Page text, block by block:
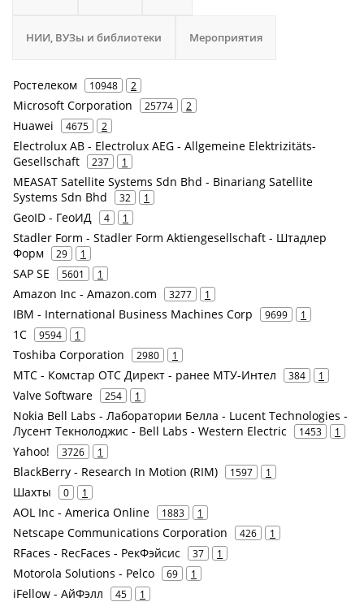
НИИ, ВУЗы и библиотеки Мероприятия
Ростелеком 10948 2
Microsoft Corporation 25774 2
Huawei 4675 2
Electrolux AB - Electrolux AEG - Allgemeine Elektrizitäts-
Gesellschaft
237 1
MEASAT Satellite Systems Sdn Bhd - Binariang Satellite
Systems Sdn Bhd
32 1
GeoID - ГеоИД 4 1
Stadler Form - Stadler Form Aktiengesellschaft - Штадлер
Форм
29 1
SAP SE 5601 1
Amazon Inc - Amazon.com 3277 1
IBM - International Business Machines Corp 9699 1
1С 9594 1
Toshiba Corporation 2980 1
МТС - Комстар ОТС Директ - ранее МТУ-Интел 384 1
Valve Software 254 1
Nokia Bell Labs - Лаборатории Белла - Lucent Technologies -
Лусент Текнолоджис - Bell Labs - Western Electric
1453 1
Yahoo! 3726 1
BlackBerry - Research In Motion (RIM) 1597 1
Шахты 0 1
AOL Inc - America Online 1883 1
Netscape Communications Corporation 426 1
RFaces - RecFaces - РекФэйсис 37 1
Motorola Solutions - Pelco 69 1
iFellow - АйФэлл 45 1